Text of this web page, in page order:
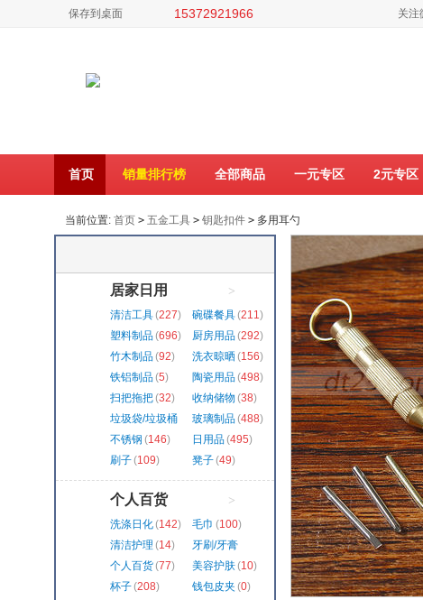
保存到桌面 15372921966 关注
首页 销量排行榜 全部商品 一元专区 2元专区
当前位置: 首页 > 五金工具 > 钥匙扣件 >多用耳勺
>
居家日用
清洁工具(227) 碗碟餐具(211)
塑料制品(696) 厨房用品(292)
竹木制品(92) 洗衣晾晒 (156)
铁铝制品(5) 陶瓷用品(498)
扫把拖把(32) 收纳储物 (38)
垃圾袋/垃圾桶
(324)
玻璃制品(488)
不锈钢 (146) 日用品(495)
刷子(109) 凳子(49)
>
个人百货
洗涤日化(142) 毛巾 (100)
清洁护理 (14)
牙刷/牙膏
(128)
个人百货(77) 美容护肤(10)
杯子(208) 钱包皮夹 (0)